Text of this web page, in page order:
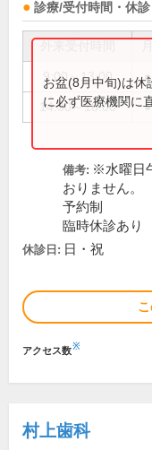
診療/受付時間・休診
9:00～13:00 ●
14:30～18:00 ●
お盆(8月中旬)は休
に必ず医療機関に
備考: ※水曜日
おりません。
予約制
臨時休診あり
休診日: 日・祝
アクセス数※
村上歯科